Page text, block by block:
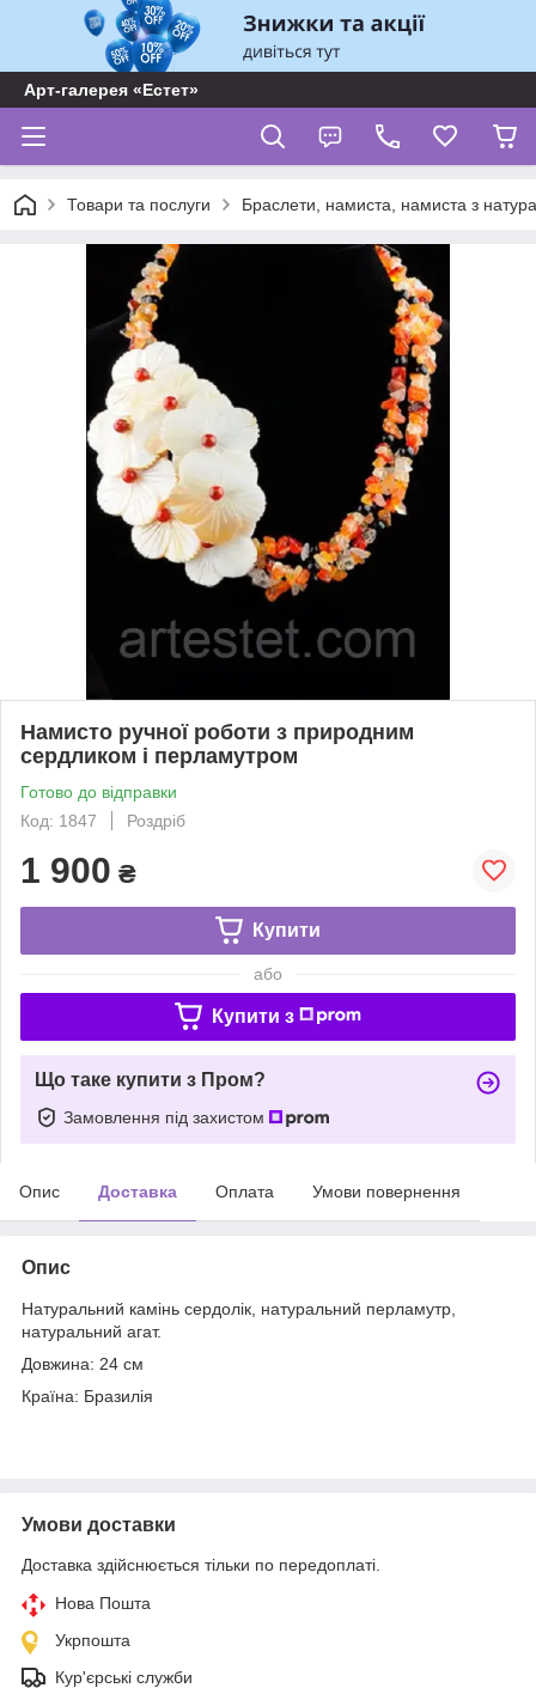
Арт-галерея «Естет»
Товари та послуги Браслети, намиста, намиста з
Намисто ручної роботи з природним
сердликом і перламутром
Готово до відправки
Код: 1847
Роздріб
1 900 ₴
Купити
або
Купити з
Що таке купити з Пром?
Замовлення під захистом
Опис Доставка Оплата Умови повернення
Опис
Натуральний камінь сердолік, натуральний перламутр,
натуральний агат.
Довжина: 24 см
Країна: Бразилія
Умови доставки
Доставка здійснюється тільки по передоплаті.
Нова Пошта
Укрпошта
Кур'єрські служби